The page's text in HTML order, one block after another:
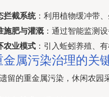
拦截系统：利用植物缓冲带
施肥与灌溉：通过智能监测
农业模式 ：引入蚯蚓养殖、
金属污染治理的关
留的重金属污染，休闲农园